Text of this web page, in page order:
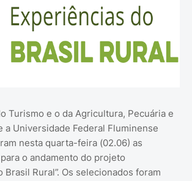
Turismo e o da Agricultura, Pecuária e
a Universidade Federal Fluminense
nesta quarta-feira (02.06) as
o andamento do projeto
Brasil Rural”. Os selecionados foram